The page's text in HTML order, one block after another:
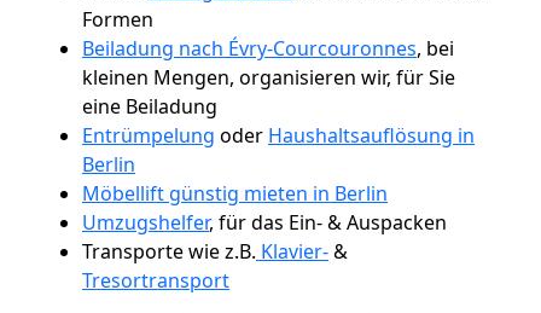
Formen
Beiladung nach Évry-Courcouronnes, bei
kleinen Mengen, organisieren wir, für Sie
eine Beiladung
Entrümpelung oder Haushaltsauflösung in
Berlin
Möbellift günstig mieten in Berlin
Umzugshelfer, für das Ein- & Auspacken
Transporte wie z.B. Klavier-&
Tresortransport